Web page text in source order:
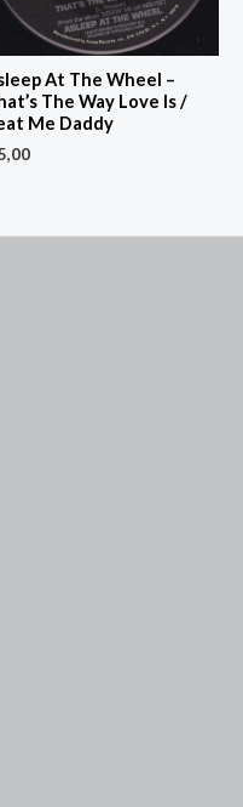
At The Wheel –
The Way Love Is /
Me Daddy